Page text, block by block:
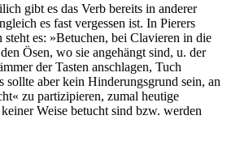
gibt es das Verb bereits in anderer
es fast vergessen ist. In Pierers
es: »Betuchen, bei Clavieren in die
Ösen, wo sie angehängt sind, u. der
der Tasten anschlagen, Tuch
sollte aber kein Hinderungsgrund sein, an
zu partizipieren, zumal heutige
Weise betucht sind bzw. werden